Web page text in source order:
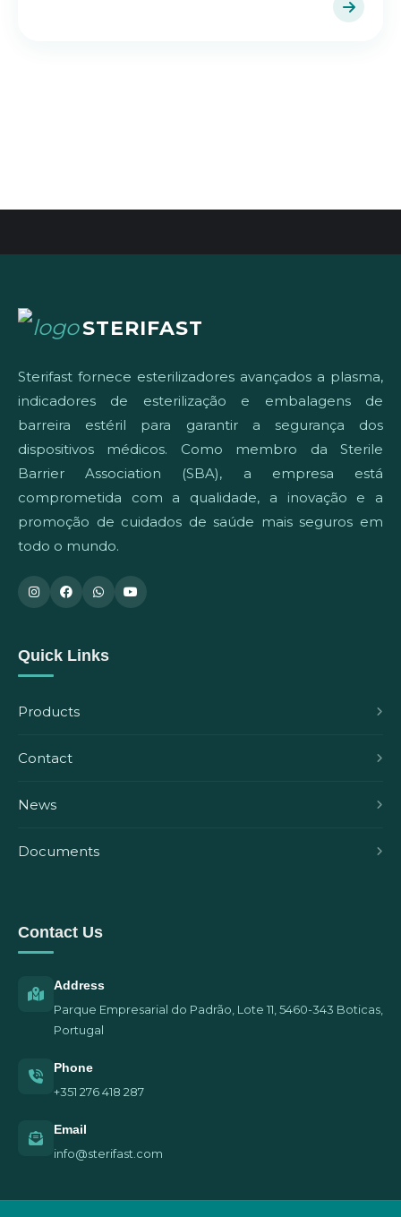
STERIFAST
Sterifast fornece esterilizadores avançados a plasma,
indicadores de esterilização e embalagens de
barreira estéril para garantir a segurança dos
dispositivos médicos. Como membro da Sterile
Barrier Association (SBA), a empresa está
comprometida com a qualidade, a inovação e a
promoção de cuidados de saúde mais seguros em
todo o mundo.
Quick Links
Products
Contact
News
Documents
Contact Us
Address
Parque Empresarial do Padrão, Lote 11, 5460-343 Boticas,
Portugal
Phone
+351 276 418 287
Email
info@sterifast.com